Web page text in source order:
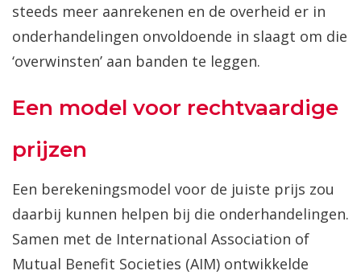
steeds meer aanrekenen en de overheid er in
onderhandelingen onvoldoende in slaagt om die
‘overwinsten’ aan banden te leggen.
Een model voor rechtvaardige
prijzen
Een berekeningsmodel voor de juiste prijs zou
daarbij kunnen helpen bij die onderhandelingen.
Samen met de International Association of
Mutual Benefit Societies (AIM) ontwikkelde